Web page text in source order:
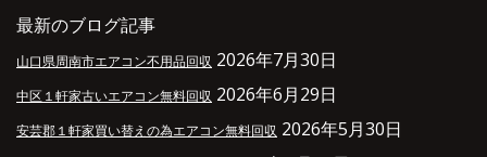
最新のブログ記事
山口県周南市エアコン不用品回収 2026年7月30日
中区１軒家古いエアコン無料回収 2026年6月29日
安芸郡１軒家買い替えの為エアコン無料回収 2026年5月30日